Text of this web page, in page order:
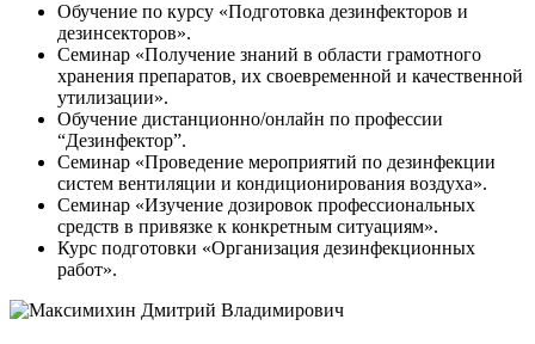
Обучение по курсу «Подготовка дезинфекторов и
дезинсекторов».
Семинар «Получение знаний в области грамотного
хранения препаратов, их своевременной и качественной
утилизации».
Обучение дистанционно/онлайн по профессии
“Дезинфектор”.
Семинар «Проведение мероприятий по дезинфекции
систем вентиляции и кондиционирования воздуха».
Семинар «Изучение дозировок профессиональных
средств в привязке к конкретным ситуациям».
Курс подготовки «Организация дезинфекционных
работ».